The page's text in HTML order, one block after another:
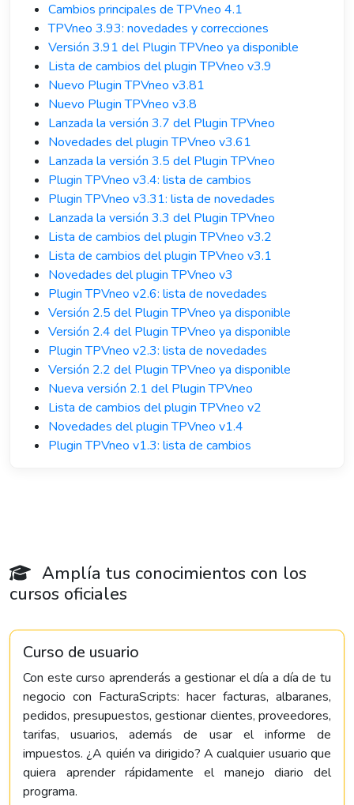
Cambios principales de TPVneo 4.1
TPVneo 3.93: novedades y correcciones
Versión 3.91 del Plugin TPVneo ya disponible
Lista de cambios del plugin TPVneo v3.9
Nuevo Plugin TPVneo v3.81
Nuevo Plugin TPVneo v3.8
Lanzada la versión 3.7 del Plugin TPVneo
Novedades del plugin TPVneo v3.61
Lanzada la versión 3.5 del Plugin TPVneo
Plugin TPVneo v3.4: lista de cambios
Plugin TPVneo v3.31: lista de novedades
Lanzada la versión 3.3 del Plugin TPVneo
Lista de cambios del plugin TPVneo v3.2
Lista de cambios del plugin TPVneo v3.1
Novedades del plugin TPVneo v3
Plugin TPVneo v2.6: lista de novedades
Versión 2.5 del Plugin TPVneo ya disponible
Versión 2.4 del Plugin TPVneo ya disponible
Plugin TPVneo v2.3: lista de novedades
Versión 2.2 del Plugin TPVneo ya disponible
Nueva versión 2.1 del Plugin TPVneo
Lista de cambios del plugin TPVneo v2
Novedades del plugin TPVneo v1.4
Plugin TPVneo v1.3: lista de cambios
Amplía tus conocimientos con los
cursos oficiales
Curso de usuario
Con este curso aprenderás a gestionar el día a día de tu
negocio con FacturaScripts: hacer facturas, albaranes,
pedidos, presupuestos, gestionar clientes, proveedores,
tarifas, usuarios, además de usar el informe de
impuestos. ¿A quién va dirigido? A cualquier usuario que
quiera aprender rápidamente el manejo diario del
programa.